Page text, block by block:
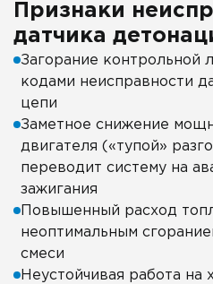
Признаки
датчика
Загорание контрольной
кодами неисправности
цепи
Заметное снижение
двигателя («тупой»
переводит систему на
зажигания
Повышенный расход
неоптимальным
смеси
Неустойчивая работа на